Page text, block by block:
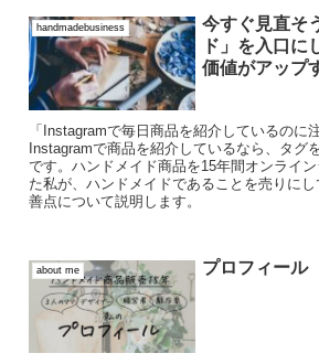
handmadebusiness
今すぐ見直そ
ド」を入口に
価値がアップ
「Instagramで毎日商品を紹介しているのに
Instagramで商品を紹介しているなら、タグ
です。ハンドメイド商品を15年間オンライ
た私が、ハンドメイドであることを売りに
善点について説明します。
about me プロフィール